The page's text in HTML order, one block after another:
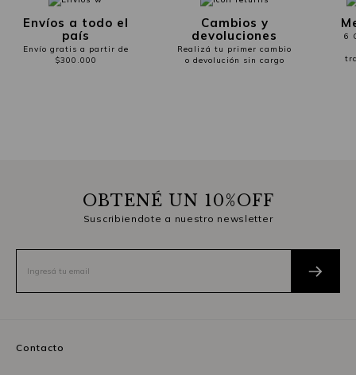
Envíos a todo el
país
Envío gratis a partir de
$300.000
Cambios y
devoluciones
Realizá tu primer cambio
o devolución sin cargo
6
OBTENÉ UN 10%OFF
Suscribiendote a nuestro newsletter
Contacto